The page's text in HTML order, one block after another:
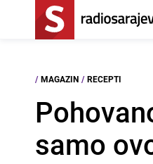
/ MAGAZIN / RECEPTI
samo